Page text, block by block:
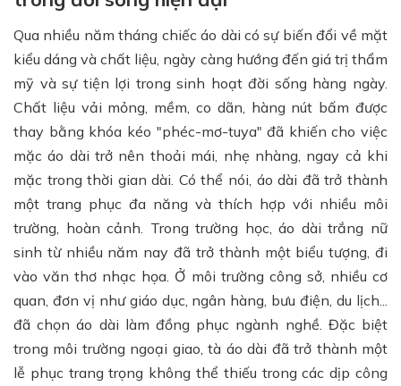
Qua nhiều năm tháng chiếc áo dài có sự biến đổi về mặt
kiểu dáng và chất liệu, ngày càng hướng đến giá trị thẩm
mỹ và sự tiện lợi trong sinh hoạt đời sống hàng ngày.
Chất liệu vải mỏng, mềm, co dãn, hàng nút bấm được
thay bằng khóa kéo "phéc-mơ-tuya" đã khiến cho việc
mặc áo dài trở nên thoải mái, nhẹ nhàng, ngay cả khi
mặc trong thời gian dài. Có thể nói, áo dài đã trở thành
một trang phục đa năng và thích hợp với nhiều môi
trường, hoàn cảnh. Trong trường học, áo dài trắng nữ
sinh từ nhiều năm nay đã trở thành một biểu tượng, đi
vào văn thơ nhạc họa. Ở môi trường công sở, nhiều cơ
quan, đơn vị như giáo dục, ngân hàng, bưu điện, du lịch...
đã chọn áo dài làm đồng phục ngành nghề. Đặc biệt
trong môi trường ngoại giao, tà áo dài đã trở thành một
lễ phục trang trọng không thể thiếu trong các dịp công